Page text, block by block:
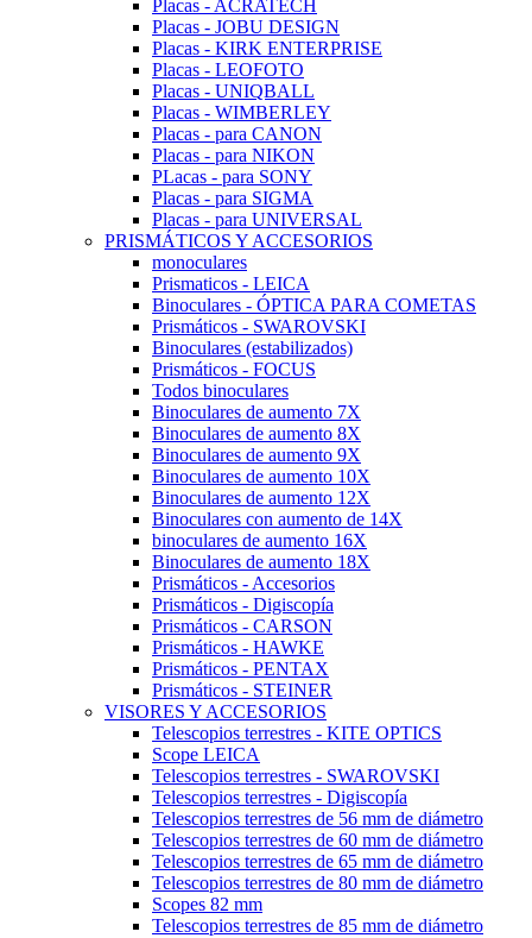
Placas - ACRATECH
Placas - JOBU DESIGN
Placas - KIRK ENTERPRISE
Placas - LEOFOTO
Placas - UNIQBALL
Placas - WIMBERLEY
Placas - para CANON
Placas - para NIKON
PLacas - para SONY
Placas - para SIGMA
Placas - para UNIVERSAL
PRISMÁTICOS Y ACCESORIOS
monoculares
Prismaticos - LEICA
Binoculares - ÓPTICA PARA COMETAS
Prismáticos - SWAROVSKI
Binoculares (estabilizados)
Prismáticos - FOCUS
Todos binoculares
Binoculares de aumento 7X
Binoculares de aumento 8X
Binoculares de aumento 9X
Binoculares de aumento 10X
Binoculares de aumento 12X
Binoculares con aumento de 14X
binoculares de aumento 16X
Binoculares de aumento 18X
Prismáticos - Accesorios
Prismáticos - Digiscopía
Prismáticos - CARSON
Prismáticos - HAWKE
Prismáticos - PENTAX
Prismáticos - STEINER
VISORES Y ACCESORIOS
Telescopios terrestres - KITE OPTICS
Scope LEICA
Telescopios terrestres - SWAROVSKI
Telescopios terrestres - Digiscopía
Telescopios terrestres de 56 mm de diámetro
Telescopios terrestres de 60 mm de diámetro
Telescopios terrestres de 65 mm de diámetro
Telescopios terrestres de 80 mm de diámetro
Scopes 82 mm
Telescopios terrestres de 85 mm de diámetro